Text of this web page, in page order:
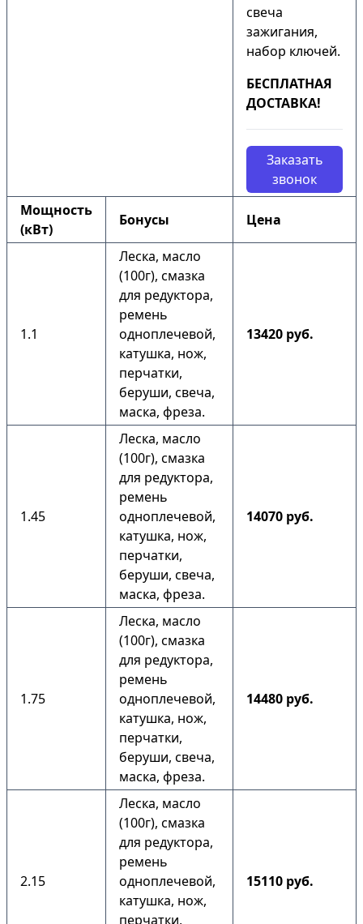
свеча
зажигания,
набор ключей.
БЕСПЛАТНАЯ
ДОСТАВКА!
Заказать
звонок
Мощность
(кВт)
Бонусы Цена
1.1
Леска, масло
(100г), смазка
для редуктора,
ремень
одноплечевой,
катушка, нож,
перчатки,
беруши, свеча,
маска, фреза.
13420 руб.
1.45
Леска, масло
(100г), смазка
для редуктора,
ремень
одноплечевой,
катушка, нож,
перчатки,
беруши, свеча,
маска, фреза.
14070 руб.
1.75
Леска, масло
(100г), смазка
для редуктора,
ремень
одноплечевой,
катушка, нож,
перчатки,
беруши, свеча,
маска, фреза.
14480 руб.
2.15
Леска, масло
(100г), смазка
для редуктора,
ремень
одноплечевой,
катушка, нож,
перчатки,
15110 руб.